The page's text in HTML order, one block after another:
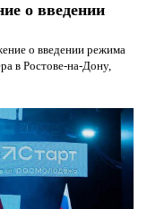
о введении
о введении режима
в Ростове-на-Дону,
и